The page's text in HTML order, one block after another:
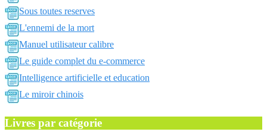
Sous toutes reserves
L'ennemi de la mort
Manuel utilisateur calibre
Le guide complet du e-commerce
Intelligence artificielle et education
Le miroir chinois
Livres par catégorie